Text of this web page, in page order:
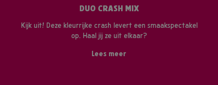
DUO CRASH MIX
Kijk uit! Deze kleurrijke crash levert een smaakspectakel
op. Haal jij ze uit elkaar?
Lees meer